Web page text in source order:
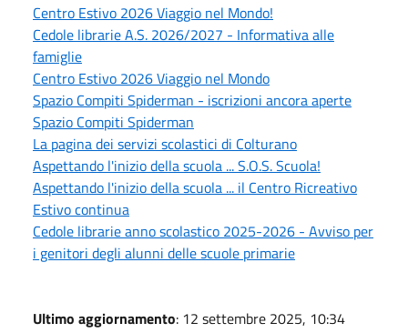
Centro Estivo 2026 Viaggio nel Mondo!
Cedole librarie A.S. 2026/2027 - Informativa alle
famiglie
Centro Estivo 2026 Viaggio nel Mondo
Spazio Compiti Spiderman - iscrizioni ancora aperte
Spazio Compiti Spiderman
La pagina dei servizi scolastici di Colturano
Aspettando l'inizio della scuola ... S.O.S. Scuola!
Aspettando l'inizio della scuola ... il Centro Ricreativo
Estivo continua
Cedole librarie anno scolastico 2025-2026 - Avviso per
i genitori degli alunni delle scuole primarie
Ultimo aggiornamento: 12 settembre 2025, 10:34